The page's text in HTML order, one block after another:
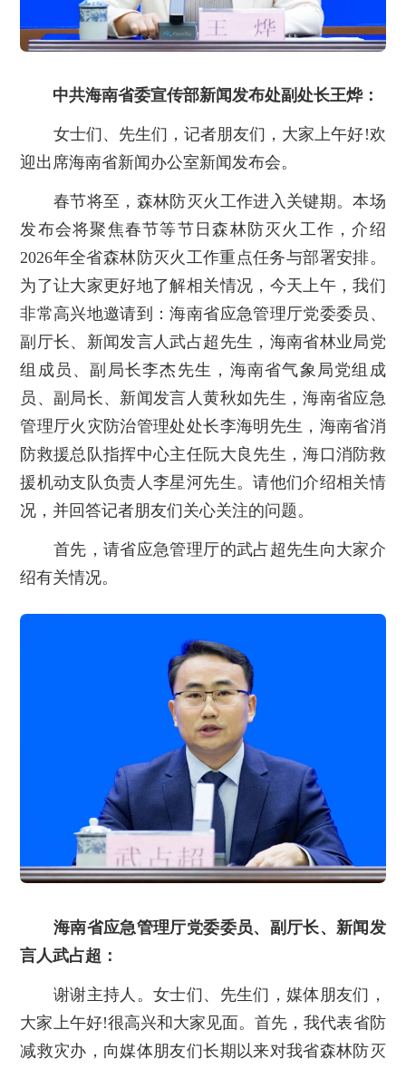
中共海南省委宣传部新闻发布处副处长王烨：
女士们、先生们，记者朋友们，大家上午好!欢
迎出席海南省新闻办公室新闻发布会。
春节将至，森林防灭火工作进入关键期。本场
发布会将聚焦春节等节日森林防灭火工作，介绍
2026年全省森林防灭火工作重点任务与部署安排。
为了让大家更好地了解相关情况，今天上午，我们
非常高兴地邀请到：海南省应急管理厅党委委员、
副厅长、新闻发言人武占超先生，海南省林业局党
组成员、副局长李杰先生，海南省气象局党组成
员、副局长、新闻发言人黄秋如先生，海南省应急
管理厅火灾防治管理处处长李海明先生，海南省消
防救援总队指挥中心主任阮大良先生，海口消防救
援机动支队负责人李星河先生。请他们介绍相关情
况，并回答记者朋友们关心关注的问题。
首先，请省应急管理厅的武占超先生向大家介
绍有关情况。
海南省应急管理厅党委委员、副厅长、新闻发
言人武占超：
谢谢主持人。女士们、先生们，媒体朋友们，
大家上午好!很高兴和大家见面。首先，我代表省防
减救灾办，向媒体朋友们长期以来对我省森林防灭